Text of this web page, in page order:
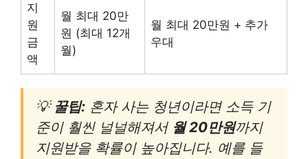
지
원
금
액
월 최대 20만
원 (최대 12개
월)
월 최대 20만원 + 추가
우대
💡 꿀팁: 혼자 사는 청년이라면 소득 기
준이 훨씬 널널해져서 월 20만원까지
지원받을 확률이 높아집니다. 예를 들